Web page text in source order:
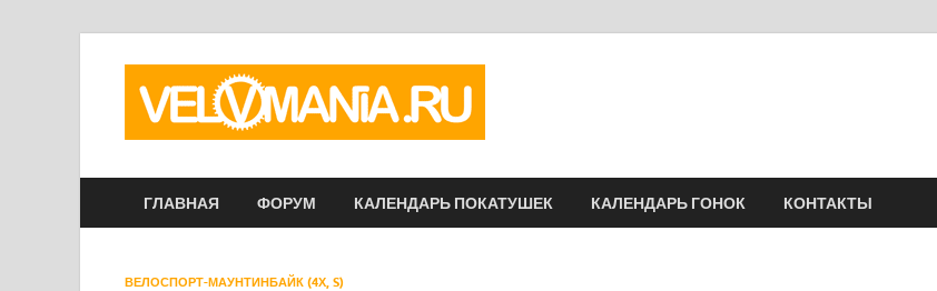
ГЛАВНАЯ ФОРУМ КАЛЕНДАРЬ ПОКАТУШЕК КАЛЕНДАРЬ ГОНОК КОНТАКТЫ
ВЕЛОСПОРТ-МАУНТИНБАЙК (4Х, S)